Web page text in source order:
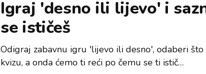
Igraj 'desno ili lijevo' i
se ističeš
Odigraj zabavnu igru 'lijevo ili desno', odaberi
kvizu, a onda ćemo ti reći po čemu se ti istič…